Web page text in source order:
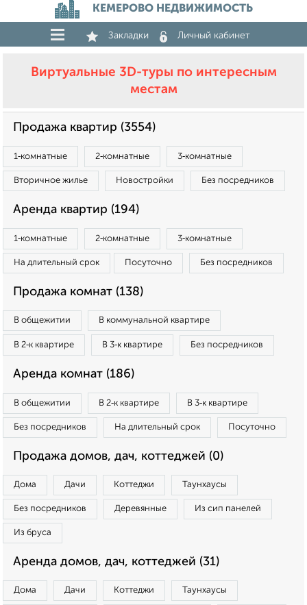
КЕМЕРОВО НЕДВИЖИМОСТЬ
Закладки Личный кабинет
Виртуальные 3D-туры по интересным
местам
Продажа квартир (3554)
1‑комнатные 2‑комнатные 3‑комнатные
Вторичное жилье Новостройки Без посредников
Аренда квартир (194)
1‑комнатные 2‑комнатные 3‑комнатные
На длительный срок Посуточно Без посредников
Продажа комнат (138)
В общежитии В коммунальной квартире
В 2‑к квартире В 3‑к квартире Без посредников
Аренда комнат (186)
В общежитии В 2‑к квартире В 3‑к квартире
Без посредников На длительный срок Посуточно
Продажа домов, дач, коттеджей (0)
Дома Дачи Коттеджи Таунхаусы
Без посредников Деревянные Из сип панелей
Из бруса
Аренда домов, дач, коттеджей (31)
Дома Дачи Коттеджи Таунхаусы